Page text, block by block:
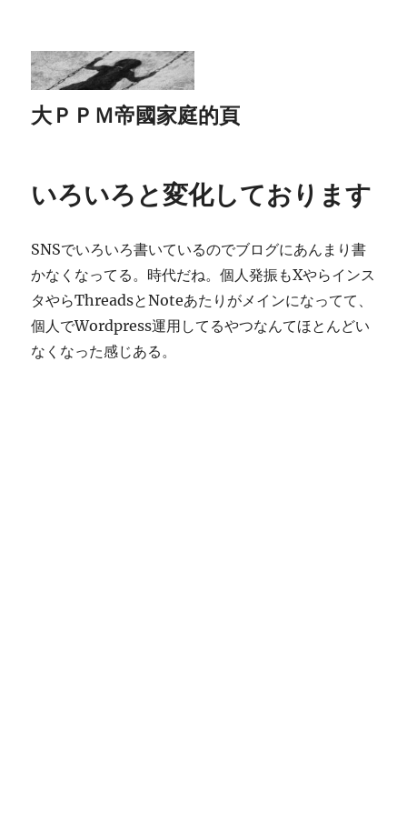
大ＰＰＭ帝國家庭的頁
いろいろと変化しております
SNSでいろいろ書いているのでブログにあんまり書
かなくなってる。時代だね。個人発振もXやらインス
タやらThreadsとNoteあたりがメインになってて、
個人でWordpress運用してるやつなんてほとんどい
なくなった感じある。